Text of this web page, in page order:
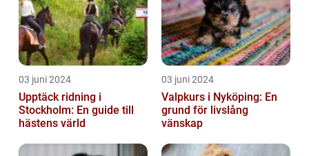
03 juni 2024
Upptäck ridning i
Stockholm: En guide till
hästens värld
03 juni 2024
Valpkurs i Nyköping: En
grund för livslång
vänskap